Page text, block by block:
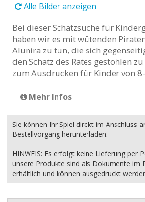
Alle Bilder anzeigen
Bei dieser Schatzsuche für
haben wir es mit wütenden
Alunira zu tun, die sich
den Schatz des Rates gestohlen
zum Ausdrucken für Kinder von
Mehr Infos
Sie können Ihr Spiel direkt im Anschluss
Bestellvorgang herunterladen.
HINWEIS: Es erfolgt keine Lieferung per
unsere Produkte sind als Dokumente im
erhältlich und können ausgedruckt